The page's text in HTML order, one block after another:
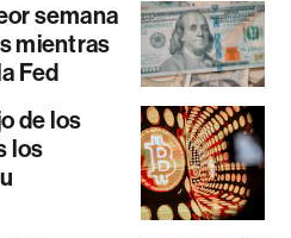
semana
mientras
Fed
de los
los